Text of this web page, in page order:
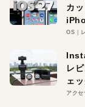
カ
OS
レ
ェッ
アクセ